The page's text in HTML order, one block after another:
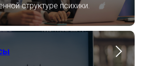
структуре психики.